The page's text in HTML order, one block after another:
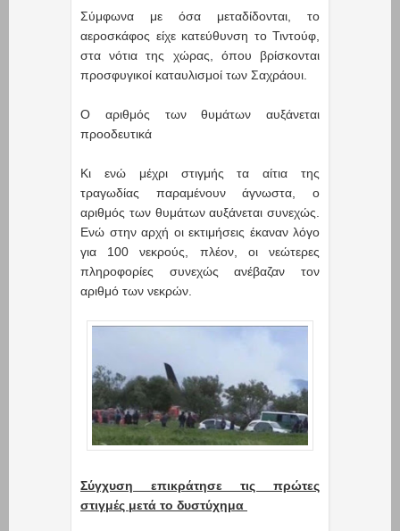
Σύμφωνα με όσα μεταδίδονται, το
αεροσκάφος είχε κατεύθυνση το Τιντούφ,
στα νότια της χώρας, όπου βρίσκονται
προσφυγικοί καταυλισμοί των Σαχράουι.
Ο αριθμός των θυμάτων αυξάνεται
προοδευτικά
Κι ενώ μέχρι στιγμής τα αίτια της
τραγωδίας παραμένουν άγνωστα, ο
αριθμός των θυμάτων αυξάνεται συνεχώς.
Ενώ στην αρχή οι εκτιμήσεις έκαναν λόγο
για 100 νεκρούς, πλέον, οι νεώτερες
πληροφορίες συνεχώς ανέβαζαν τον
αριθμό των νεκρών.
Σύγχυση επικράτησε τις πρώτες
στιγμές μετά το δυστύχημα